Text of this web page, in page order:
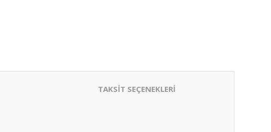
TAKSİT SEÇENEKLERİ